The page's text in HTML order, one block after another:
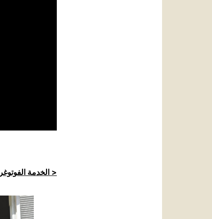
الخدمة الفوتوغرافية للكرسي الرسولي >